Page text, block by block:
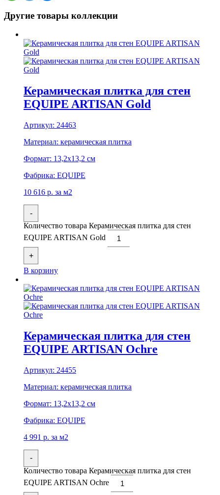
Другие товары коллекции
Керамическая плитка для стен
EQUIPE ARTISAN Gold
Артикул: 24463
Материал: керамическая плитка
Формат: 13,2x13,2 см
Фабрика: EQUIPE
10 616 р. за м2
-
Количество товара Керамическая плитка для стен
EQUIPE ARTISAN Gold
+
В корзину
Керамическая плитка для стен
EQUIPE ARTISAN Ochre
Артикул: 24455
Материал: керамическая плитка
Формат: 13,2x13,2 см
Фабрика: EQUIPE
4 991 р. за м2
-
Количество товара Керамическая плитка для стен
EQUIPE ARTISAN Ochre